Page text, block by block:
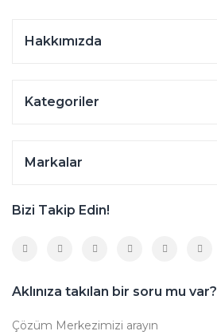
Hakkımızda
Kategoriler
Markalar
Bizi Takip Edin!
Aklınıza takılan bir soru mu var?
Çözüm Merkezimizi arayın